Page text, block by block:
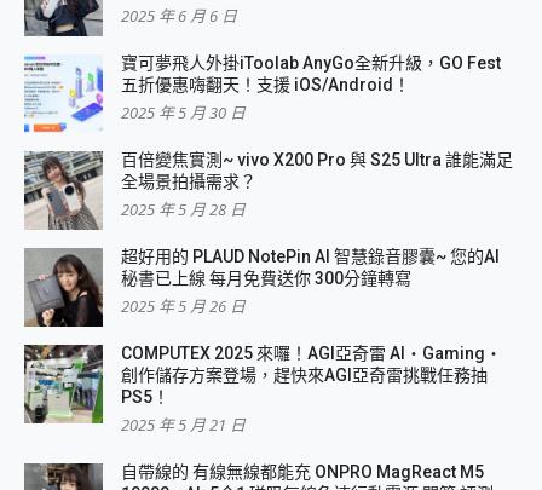
2025 年 6 月 6 日
寶可夢飛人外掛iToolab AnyGo全新升級，GO Fest
五折優惠嗨翻天！支援 iOS/Android！
2025 年 5 月 30 日
百倍變焦實測~ vivo X200 Pro 與 S25 Ultra 誰能滿足
全場景拍攝需求？
2025 年 5 月 28 日
超好用的 PLAUD NotePin AI 智慧錄音膠囊~ 您的AI
秘書已上線 每月免費送你 300分鐘轉寫
2025 年 5 月 26 日
COMPUTEX 2025 來囉！AGI亞奇雷 AI・Gaming・
創作儲存方案登場，趕快來AGI亞奇雷挑戰任務抽
PS5！
2025 年 5 月 21 日
自帶線的 有線無線都能充 ONPRO MagReact M5